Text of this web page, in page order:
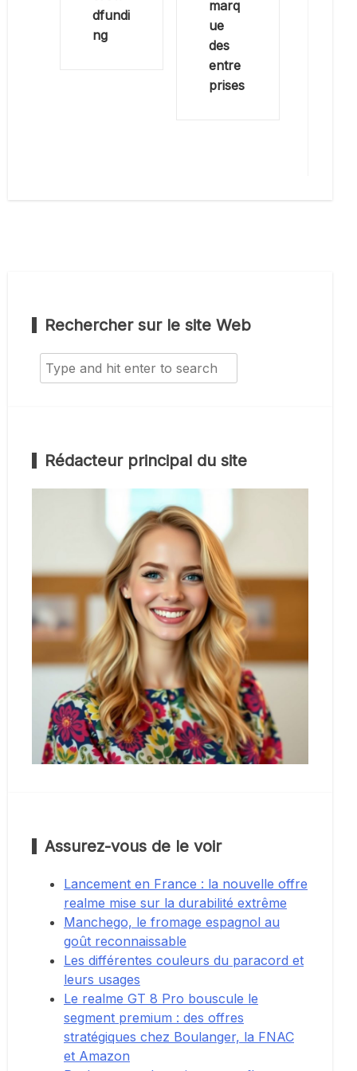
dfundi
ng
marq
ue
des
entre
prises
Rechercher sur le site Web
Search
for:
Rédacteur principal du site
Assurez-vous de le voir
Lancement en France : la nouvelle offre
realme mise sur la durabilité extrême
Manchego, le fromage espagnol au
goût reconnaissable
Les différentes couleurs du paracord et
leurs usages
Le realme GT 8 Pro bouscule le
segment premium : des offres
stratégiques chez Boulanger, la FNAC
et Amazon